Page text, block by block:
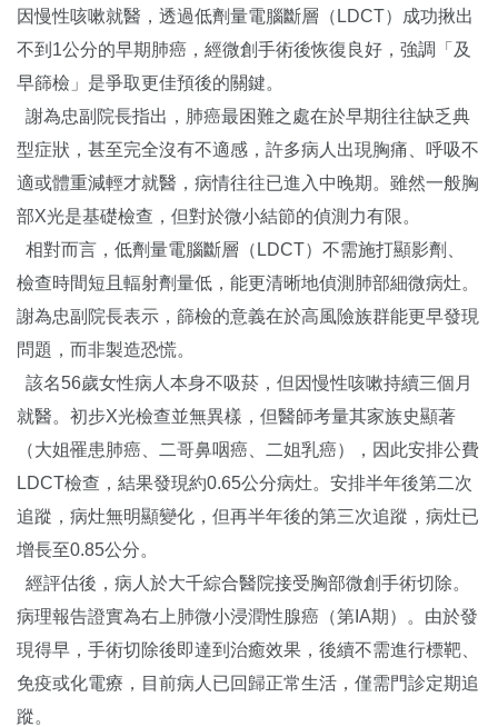
因慢性咳嗽就醫，透過低劑量電腦斷層（LDCT）成功揪出
不到1公分的早期肺癌，經微創手術後恢復良好，強調「及
早篩檢」是爭取更佳預後的關鍵。
謝為忠副院長指出，肺癌最困難之處在於早期往往缺乏典
型症狀，甚至完全沒有不適感，許多病人出現胸痛、呼吸不
適或體重減輕才就醫，病情往往已進入中晚期。雖然一般胸
部X光是基礎檢查，但對於微小結節的偵測力有限。
相對而言，低劑量電腦斷層（LDCT）不需施打顯影劑、
檢查時間短且輻射劑量低，能更清晰地偵測肺部細微病灶。
謝為忠副院長表示，篩檢的意義在於高風險族群能更早發現
問題，而非製造恐慌。
該名56歲女性病人本身不吸菸，但因慢性咳嗽持續三個月
就醫。初步X光檢查並無異樣，但醫師考量其家族史顯著
（大姐罹患肺癌、二哥鼻咽癌、二姐乳癌），因此安排公費
LDCT檢查，結果發現約0.65公分病灶。安排半年後第二次
追蹤，病灶無明顯變化，但再半年後的第三次追蹤，病灶已
增長至0.85公分。
經評估後，病人於大千綜合醫院接受胸部微創手術切除。
病理報告證實為右上肺微小浸潤性腺癌（第IA期）。由於發
現得早，手術切除後即達到治癒效果，後續不需進行標靶、
免疫或化電療，目前病人已回歸正常生活，僅需門診定期追
蹤。